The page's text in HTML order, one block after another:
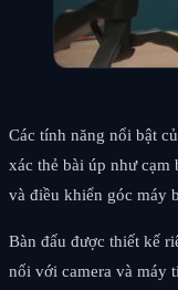
Các tính năng nổi bật
xác thẻ bài úp như cạm
và điều khiển góc máy
Bàn đấu được thiết kế
nối với camera và máy